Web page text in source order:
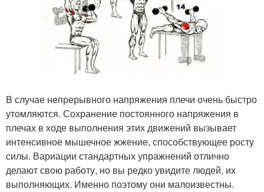
В случае непрерывного напряжения плечи очень быстро
утомляются. Сохранение постоянного напряжения в
плечах в ходе выполнения этих движений вызывает
интенсивное мышечное жжение, способствующее росту
силы. Вариации стандартных упражнений отлично
делают свою работу, но вы редко увидите людей, их
выполняющих. Именно поэтому они малоизвестны.